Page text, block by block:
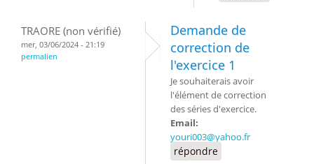
TRAORE (non vérifié)
mer, 03/06/2024 - 21:19
permalien
Demande de
correction de
l'exercice 1
Je souhaiterais avoir
l'élément de correction
des séries d'exercice.
Email:
youri003@yahoo.fr
répondre